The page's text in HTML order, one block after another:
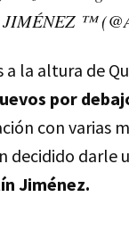
™️
a la altura de
por
con varias
decidido darle
Jiménez.